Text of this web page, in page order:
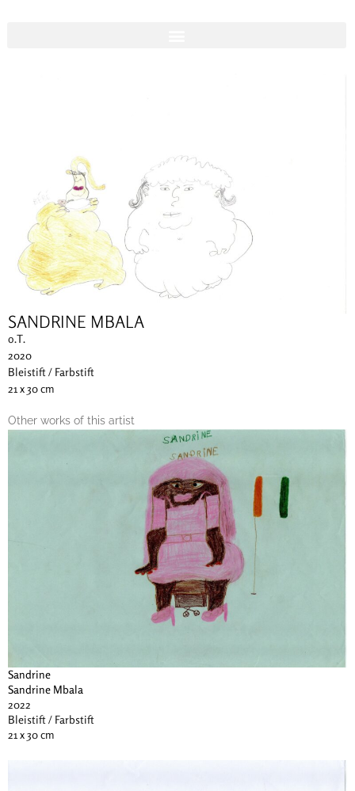
SANDRINE MBALA
o.T.
2020
Bleistift / Farbstift
21 x 30 cm
Other works of this artist
Sandrine
Sandrine Mbala
2022
Bleistift / Farbstift
21 x 30 cm